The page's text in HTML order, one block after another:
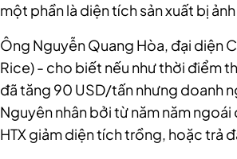
một phần là diện tích sản xuất bị
Ông Nguyễn Quang Hòa, đại diện
Rice) - cho biết nếu như thời điểm
đã tăng 90 USD/tấn nhưng doanh
Nguyên nhân bởi từ năm năm
HTX giảm diện tích trồng, hoặc trả